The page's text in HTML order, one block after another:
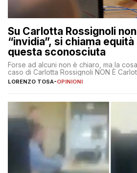
Su Carlotta Rossignoli
“invidia”, si chiama
questa sconosciuta
Forse ad alcuni non è chiaro, ma la
caso di Carlotta Rossignoli NON È
LORENZO TOSA-OPINIONI